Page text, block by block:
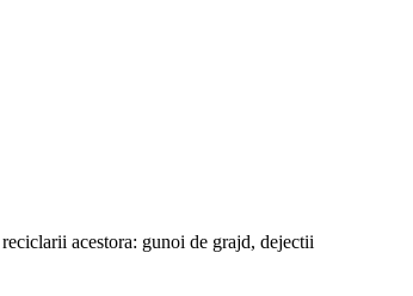
acestora: gunoi de grajd, dejectii